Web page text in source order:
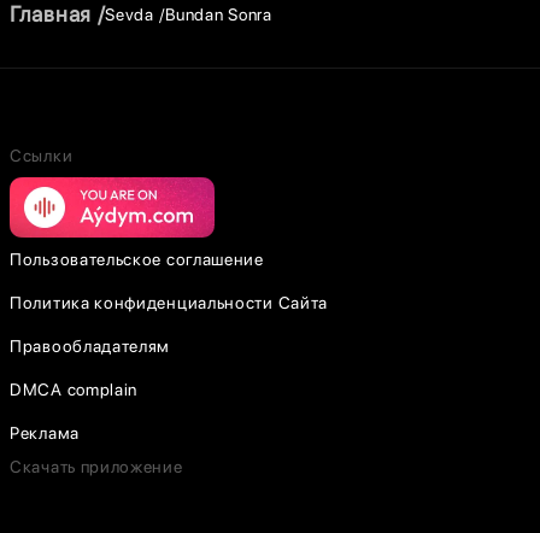
Главная Sevda Bundan Sonra
Ссылки
Пользовательское соглашение
Политика конфиденциальности Сайта
Правообладателям
DMCA complain
Реклама
Скачать приложение